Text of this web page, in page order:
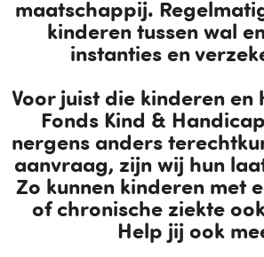
maatschappij.
kinderen tussen wal
instanties en
Voor juist die kinderen en
Fonds Kind &
nergens anders
aanvraag, zijn wij hun
Zo kunnen kinderen met
of chronische ziekte
Help jij ook